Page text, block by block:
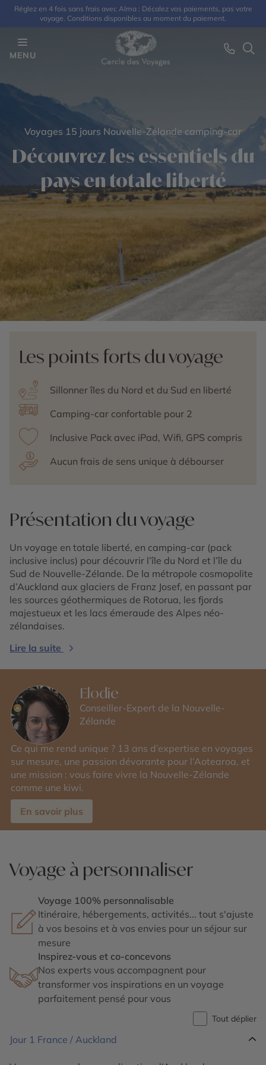
Réglez en 4 fois sans frais avec Alma : Décalez vos paiements, pas votre
voyage. Conditions disponibles au moment du paiement.
MENU
Voyages 15 jours Nouvelle-Zélande camping-car
Découvrez les essentiels du
pays en totale liberté
Les points forts du voyage
Sillonner îles du Nord et du Sud en liberté
Camping-car confortable pour 2
Inclusive Pack avec iPad, Wifi, GPS compris
Aucun frais de sens unique à débourser
Présentation du voyage
Un voyage en totale liberté, en camping-car (pack
inclusive inclus) pour découvrir l’île du Nord et l’île du
Sud de Nouvelle-Zélande. De la métropole cosmopolite
d’Auckland aux glaciers de Franz Josef, en passant par
les sources géothermiques de Rotorua, les fjords
majestueux et les lacs émeraude des Alpes néo-
zélandaises.
Lire la suite
Elodie
Conseiller-Expert de la Nouvelle-
Zélande
Ce qui me rend unique ? 13 ans d’expertise en voyages
sur mesure, une passion dévorante pour l’Aotearoa, et
une mission : vous faire vivre la Nouvelle-Zélande
comme une kiwi.
En savoir plus
Voyage à personnaliser
Voyage 100% personnalisable
Itinéraire, hébergements, activités... tout s'ajuste
à vos besoins et à vos envies pour un séjour sur
mesure
Inspirez-vous et co-concevons
Nos experts vous accompagnent pour
transformer vos inspirations en un voyage
parfaitement pensé pour vous
Tout déplier
Jour 1 France / Auckland